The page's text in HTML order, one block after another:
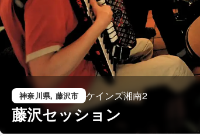
神奈川県, 藤沢市 ケインズ湘南2
藤沢セッション